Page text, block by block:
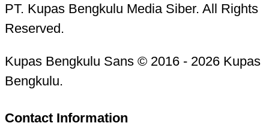
PT. Kupas Bengkulu Media Siber. All Rights
Reserved.
Kupas Bengkulu Sans © 2016 - 2026 Kupas
Bengkulu.
Contact Information